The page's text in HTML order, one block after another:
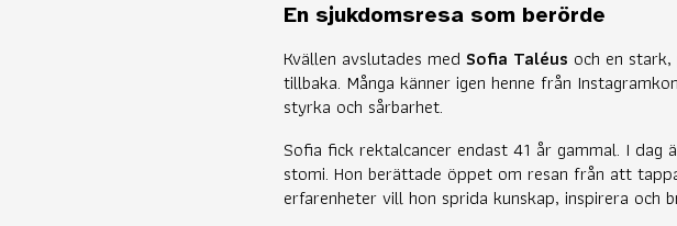
En sjukdomsresa som berörde
Kvällen avslutades med Sofia Taléus och en
tillbaka. Många känner igen henne från
styrka och sårbarhet.
Sofia fick rektalcancer endast 41 år gammal. I
stomi. Hon berättade öppet om resan från att
erfarenheter vill hon sprida kunskap, inspirera och